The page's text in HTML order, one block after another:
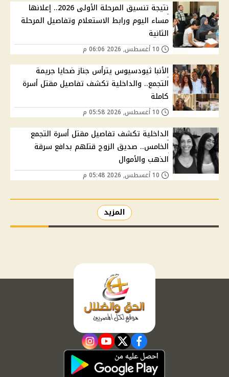
نتيجة تنسيق المرحلة الأولى 2026.. إعلانها
مساء اليوم ورابط الاستعلام وتفاصيل المرحلة
الثانية
الأنبا ثيودسيوس يترأس جناز ضحايا جريمة
التجمع.. والداخلية تكشف تفاصيل مقتل أسرة
كاملة
الداخلية تكشف تفاصيل مقتل أسرة التجمع
الخامس.. صديق الزوج قتلهم بدافع سرقة
الذهب والأموال
المزيد
facebook
twitter
youtube
instagram